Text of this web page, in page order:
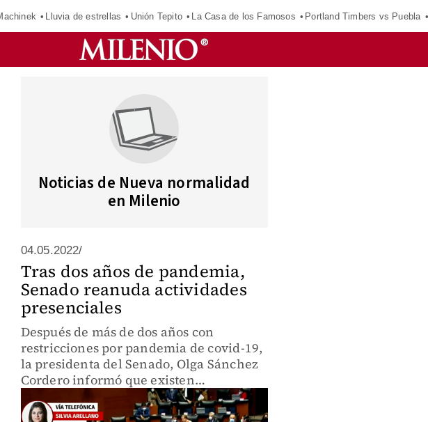
Lluvia de estrellas Unión Tepito La Casa de los Famosos Portland Timbers vs Puebla
Noticias de Nueva normalidad
en Milenio
04.05.2022/
Tras dos años de pandemia,
Senado reanuda actividades
presenciales
Después de más de dos años con
restricciones por pandemia de covid-19,
la presidenta del Senado, Olga Sánchez
Cordero informó que existen
condiciones para el retorno de todo el
personal de la cámara alta.